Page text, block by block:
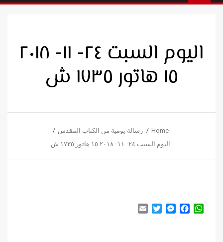
اليوم السبت ٢٤- ١١- ٢٠١٨
١٥ هاتور ١٧٣٥ ش
Home
رسالة يومية من الكتاب المقدس
اليوم السبت ٢٤- ١١- ٢٠١٨ ١٥ هاتور ١٧٣٥ ش
WhatsApp
Facebook
Messenger
Twitter